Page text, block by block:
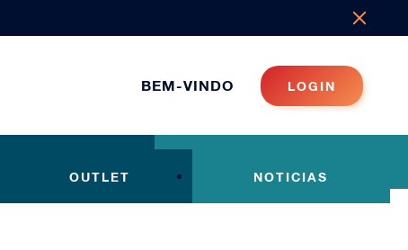
BEM-VINDO LOGIN
OUTLET NOTICIAS